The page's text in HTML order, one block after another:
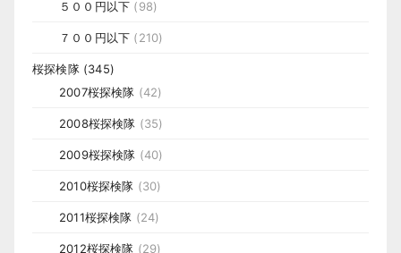
５００円以下 (98)
７００円以下 (210)
桜探検隊(345)
2007桜探検隊 (42)
2008桜探検隊 (35)
2009桜探検隊 (40)
2010桜探検隊 (30)
2011桜探検隊 (24)
2012桜探検隊 (29)